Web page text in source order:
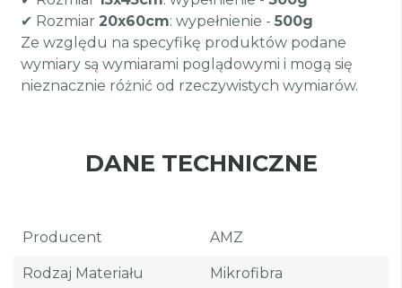
✔ Rozmiar 20x60cm: wypełnienie - 500g
Ze względu na specyfikę produktów podane
wymiary są wymiarami poglądowymi i mogą się
nieznacznie różnić od rzeczywistych wymiarów.
DANE TECHNICZNE
Producent AMZ
Rodzaj Materiału Mikrofibra